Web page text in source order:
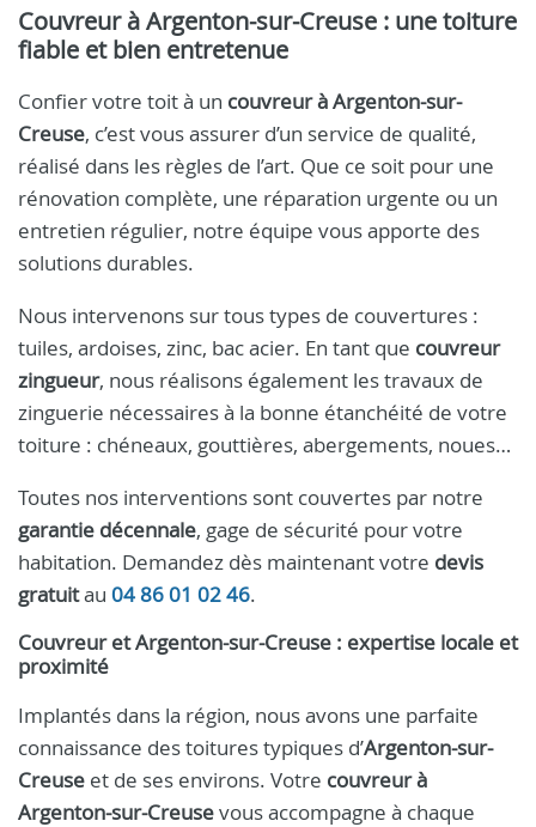
Couvreur à Argenton-sur-Creuse : une toiture
fiable et bien entretenue
Confier votre toit à un couvreur à Argenton-sur-
Creuse, c’est vous assurer d’un service de qualité,
réalisé dans les règles de l’art. Que ce soit pour une
rénovation complète, une réparation urgente ou un
entretien régulier, notre équipe vous apporte des
solutions durables.
Nous intervenons sur tous types de couvertures :
tuiles, ardoises, zinc, bac acier. En tant que couvreur
zingueur, nous réalisons également les travaux de
zinguerie nécessaires à la bonne étanchéité de votre
toiture : chéneaux, gouttières, abergements, noues…
Toutes nos interventions sont couvertes par notre
garantie décennale, gage de sécurité pour votre
habitation. Demandez dès maintenant votre devis
gratuitau 04 86 01 02 46.
Couvreur et Argenton-sur-Creuse : expertise locale et
proximité
Implantés dans la région, nous avons une parfaite
connaissance des toitures typiques d’Argenton-sur-
Creuse et de ses environs. Votre couvreur à
Argenton-sur-Creusevous accompagne à chaque